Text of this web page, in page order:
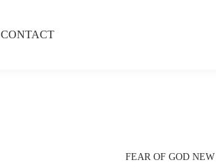
CONTACT
FEAR OF GOD